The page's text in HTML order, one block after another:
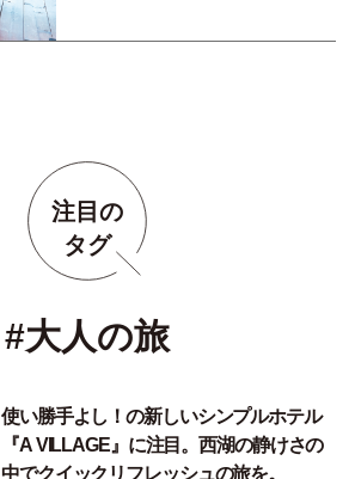
注目の
タグ
#大人の旅
使い勝手よし！の新しいシンプルホテル
『A VILLAGE』に注目。西湖の静けさの
中でクイックリフレッシュの旅を。